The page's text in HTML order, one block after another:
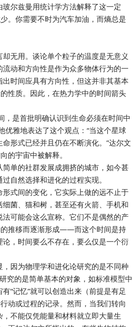
尔兹曼用统计学方法解释了这一定
。你需要不时为汽车加油，而熵总是
无用。谈论单个粒子的温度是无意义
动和方向性是作为众多物体行为的一
时间应具有方向性，但这并非其基本
性质。因此，在热力学中的时间箭头
，是首批明确认识到生命必须在时间中
雅地表达了这个观点：“当这个星球
形式已经并且仍在不断演化。”达尔文
的宇宙中被解释。
单的社群发展成拥挤的城市，如今甚
自然选择和进化的过程实现。
式间的变化，它实际上做的远不止于
菌、猫和树，甚至还有火箭、手机和
可能会这么宣称。它们不是偶然的产
的推移而逐渐形成——而这个时间是持
，时间要么不存在，要么仅是一个衍
因为物理学和进化论研究的是不同种
究的是简单基本的对象，如标准模型中
“记忆”就可以创造出来（前提是有足
动或过程的记录。然而，当我们转向
不能仅凭能量和材料就立即大量生